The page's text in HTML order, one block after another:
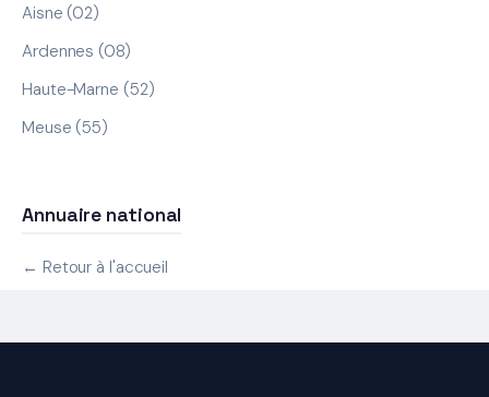
Aisne (02)
Ardennes (08)
Haute-Marne (52)
Meuse (55)
Annuaire national
← Retour à l'accueil